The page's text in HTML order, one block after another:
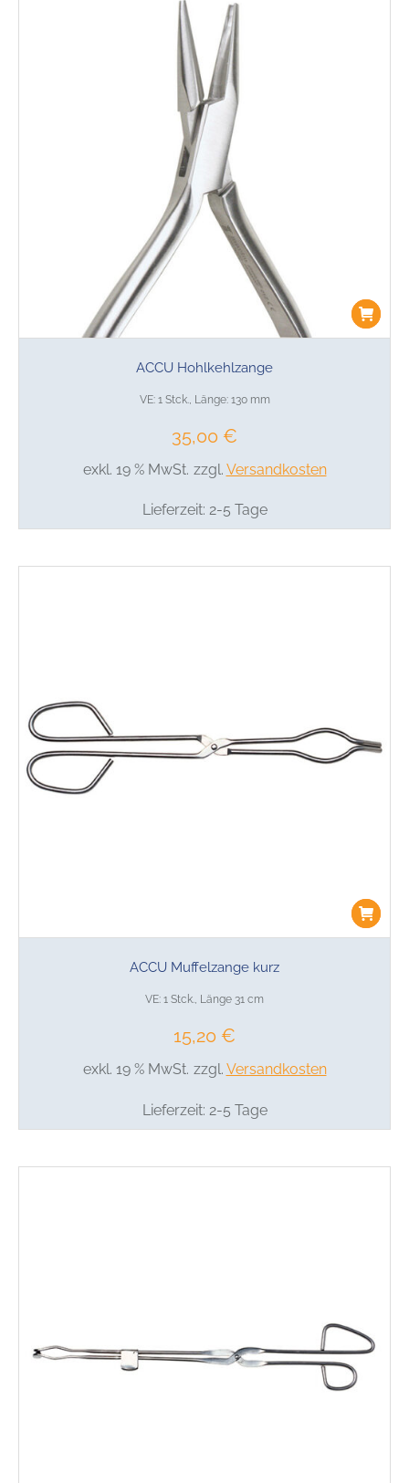
ACCU Hohlkehlzange
VE: 1 Stck., Länge: 130 mm
35,00 €
exkl. 19 % MwSt. zzgl. Versandkosten
Lieferzeit: 2-5 Tage
ACCU Muffelzange kurz
VE: 1 Stck., Länge 31 cm
15,20 €
exkl. 19 % MwSt. zzgl. Versandkosten
Lieferzeit: 2-5 Tage